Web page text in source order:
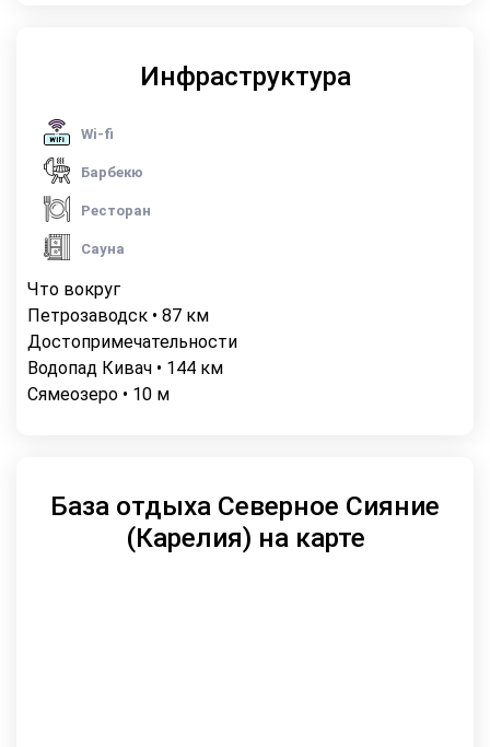
Инфраструктура
Wi-fi
Барбекю
Ресторан
Сауна
Что вокруг
Петрозаводск • 87 км
Достопримечательности
Водопад Кивач • 144 км
Сямеозеро • 10 м
База отдыха Северное Сияние
(Карелия) на карте